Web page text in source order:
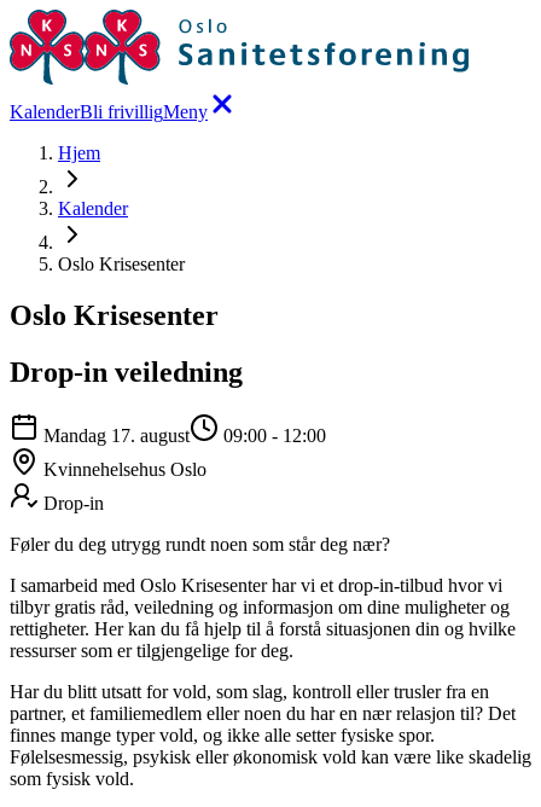
KalenderBli frivilligMeny
Hjem
Kalender
Oslo Krisesenter
Oslo Krisesenter
Drop-in veiledning
Mandag 17. august 09:00 - 12:00
Kvinnehelsehus Oslo
Drop-in
Føler du deg utrygg rundt noen som står deg nær?
I samarbeid med Oslo Krisesenter har vi et drop-in-tilbud hvor vi
tilbyr gratis råd, veiledning og informasjon om dine muligheter og
rettigheter. Her kan du få hjelp til å forstå situasjonen din og hvilke
ressurser som er tilgjengelige for deg.
Har du blitt utsatt for vold, som slag, kontroll eller trusler fra en
partner, et familiemedlem eller noen du har en nær relasjon til? Det
finnes mange typer vold, og ikke alle setter fysiske spor.
Følelsesmessig, psykisk eller økonomisk vold kan være like skadelig
som fysisk vold.